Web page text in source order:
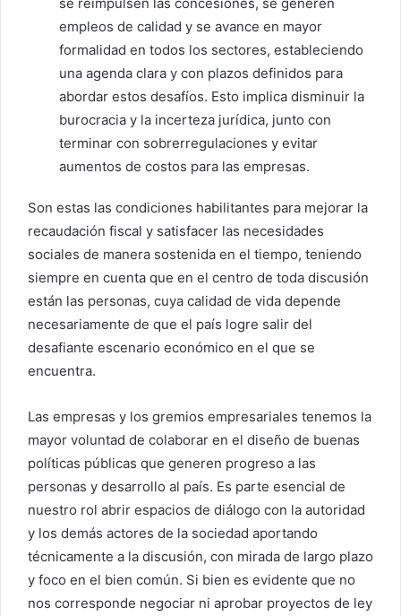
empleos de calidad y se avance en mayor
formalidad en todos los sectores, estableciendo
una agenda clara y con plazos definidos para
abordar estos desafíos. Esto implica disminuir la
burocracia y la incerteza jurídica, junto con
terminar con sobrerregulaciones y evitar
aumentos de costos para las empresas.
Son estas las condiciones habilitantes para mejorar la
recaudación fiscal y satisfacer las necesidades
sociales de manera sostenida en el tiempo, teniendo
siempre en cuenta que en el centro de toda discusión
están las personas, cuya calidad de vida depende
necesariamente de que el país logre salir del
desafiante escenario económico en el que se
encuentra.
Las empresas y los gremios empresariales tenemos la
mayor voluntad de colaborar en el diseño de buenas
políticas públicas que generen progreso a las
personas y desarrollo al país. Es parte esencial de
nuestro rol abrir espacios de diálogo con la autoridad
y los demás actores de la sociedad aportando
técnicamente a la discusión, con mirada de largo plazo
y foco en el bien común. Si bien es evidente que no
nos corresponde negociar ni aprobar proyectos de ley